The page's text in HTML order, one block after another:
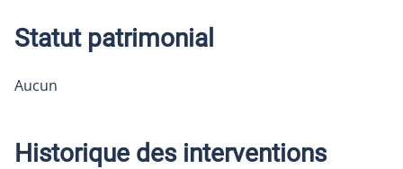
Statut patrimonial
Aucun
Historique des interventions